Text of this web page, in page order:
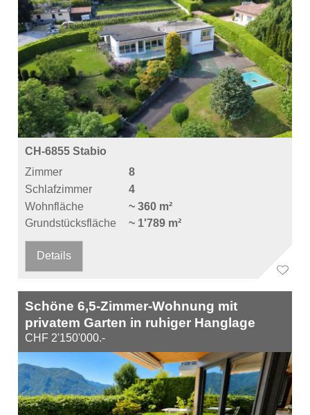
CH-6855 Stabio
Zimmer
8
Schlafzimmer
4
Wohnfläche
~ 360 m²
Grundstücksfläche
~ 1'789 m²
Details
Schöne 6,5-Zimmer-Wohnung mit
privatem Garten in ruhiger Hanglage
CHF 2'150'000.-